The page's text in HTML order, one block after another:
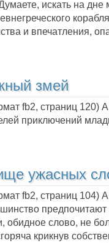
искать на дне
и впечатления,
змей
fb2, страниц 120)
приключений
ужасных
fb2, страниц 104)
обидное слово, не
крикнув